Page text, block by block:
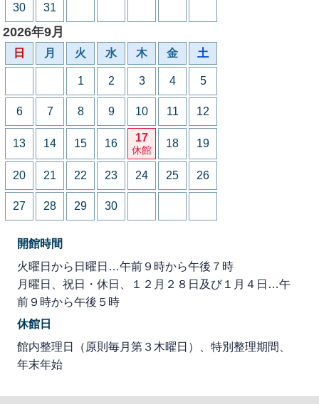
30 31
2026年9月
日 月 火 水 木 金 土
1 2 3 4 5
6 7 8 9 10 11 12
13 14 15 16 17
休館
18 19
20 21 22 23 24 25 26
27 28 29 30
開館時間
火曜日から日曜日…午前９時から午後７時
月曜日、祝日・休日、１２月２８日及び１月４日…午
前９時から午後５時
休館日
館内整理日（原則毎月第３木曜日）、特別整理期間、
年末年始